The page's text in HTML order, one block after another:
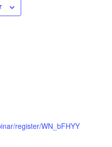
register/WN_bFHYY